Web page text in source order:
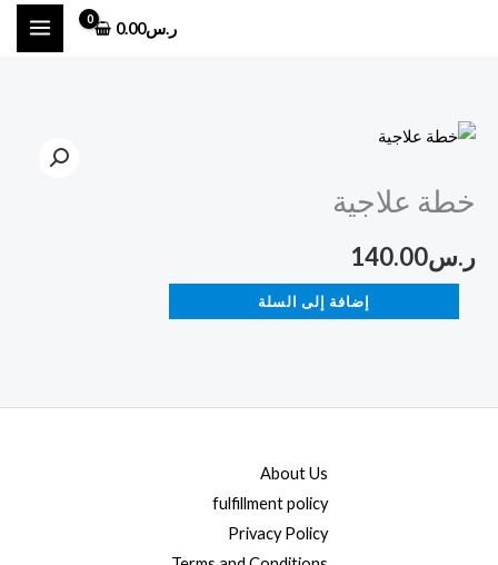
ر.س0.00
خطة علاجية
ر.س140.00
كمية
علاجية
إضافة إلى السلة
About Us
fulfillment policy
Privacy Policy